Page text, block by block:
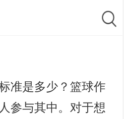
准是多少？篮球作
参与其中。对于想